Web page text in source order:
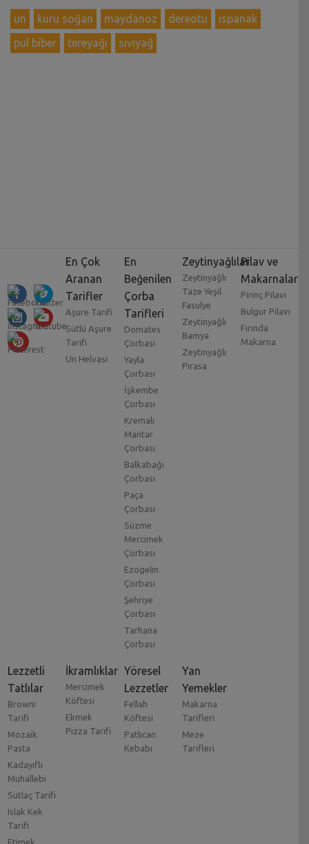
un kuru soğan maydanoz dereotu
ıspanak
pul biber
tereyağı sıvıyağ
En Çok
Aranan
Tarifler
Aşure Tarifi
Sütlü Aşure
Tarifi
Un Helvası
En
Beğenilen
Çorba
Tarifleri
Domates
Çorbası
Yayla
Çorbası
İşkembe
Çorbası
Kremalı
Mantar
Çorbası
Balkabağı
Çorbası
Paça
Çorbası
Süzme
Mercimek
Çorbası
Ezogelin
Çorbası
Şehriye
Çorbası
Tarhana
Çorbası
Zeytinyağlılar
Zeytinyağlı
Taze Yeşil
Fasulye
Zeytinyağlı
Bamya
Zeytinyağlı
Pırasa
Pilav ve
Makarnalar
Pirinç Pilavı
Bulgur Pilavı
Fırında
Makarna
Lezzetli
Tatlılar
Browni
Tarifi
Mozaik
Pasta
Kadayıflı
Muhallebi
Sütlaç Tarifi
Islak Kek
Tarifi
Etimek
İkramlıklar
Mercimek
Köftesi
Ekmek
Pizza Tarifi
Yöresel
Lezzetler
Fellah
Köftesi
Patlıcan
Kebabı
Yan
Yemekler
Makarna
Tarifleri
Meze
Tarifleri